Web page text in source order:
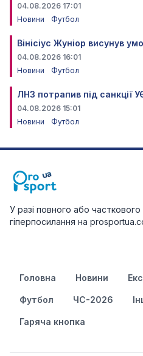
04.08.2026 17:01
Новини
Футбол
Вінісіус Жуніор висунув
04.08.2026 16:01
Новини
Футбол
ЛНЗ потрапив під санкції
04.08.2026 15:01
Новини
Футбол
У разі повного або
гіперпосилання на
Головна Новини
Футбол ЧС-2026
Гаряча кнопка